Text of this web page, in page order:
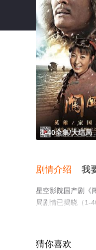
1-40全集/大结局
剧情介绍 我
星空影院国产剧《
局剧情已揭晓（1-
猜你喜欢